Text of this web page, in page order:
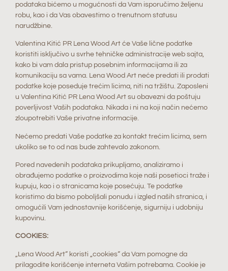
podataka bićemo u mogućnosti da Vam isporučimo željenu
robu, kao i da Vas obavestimo o trenutnom statusu
narudžbine.
Valentina Kitić PR Lena Wood Art će Vaše lične podatke
koristiti isključivo u svrhe tehničke administracije web sajta,
kako bi vam dala pristup posebnim informacijama ili za
komunikaciju sa vama. Lena Wood Art neće predati ili prodati
podatke koje poseduje trećim licima, niti na tržištu. Zaposleni
u Valentina Kitić PR Lena Wood Art su obavezni da poštuju
poverljivost Vaših podataka. Nikada i ni na koji način nećemo
zloupotrebiti Vaše privatne informacije.
Nećemo predati Vaše podatke za kontakt trećim licima, sem
ukoliko se to od nas bude zahtevalo zakonom.
Pored navedenih podataka prikupljamo, analiziramo i
obrađujemo podatke o proizvodima koje naši posetioci traže i
kupuju, kao i o stranicama koje posećuju. Te podatke
koristimo da bismo poboljšali ponudu i izgled naših stranica, i
omogućili Vam jednostavnije korišćenje, sigurniju i udobniju
kupovinu.
COOKIES:
„Lena Wood Art“ koristi „cookies“ da Vam pomogne da
prilagodite korišćenje interneta Vašim potrebama. Cookie je